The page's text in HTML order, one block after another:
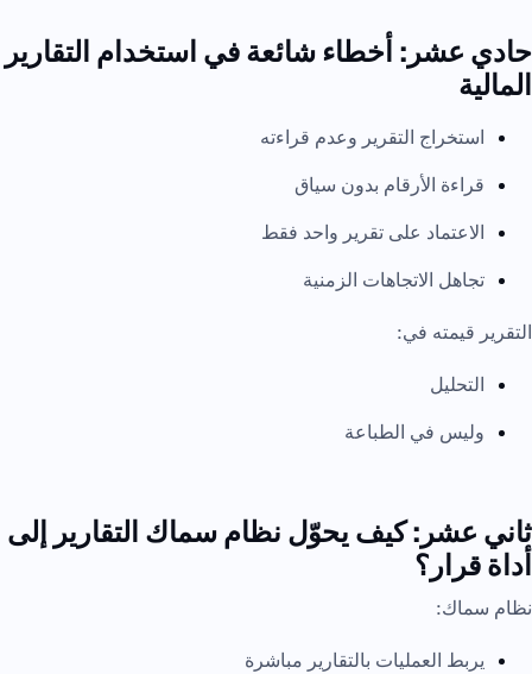
حادي عشر: أخطاء شائعة في استخدام التقارير
المالية
استخراج التقرير وعدم قراءته
قراءة الأرقام بدون سياق
الاعتماد على تقرير واحد فقط
تجاهل الاتجاهات الزمنية
التقرير قيمته في:
التحليل
وليس في الطباعة
ثاني عشر: كيف يحوّل نظام سماك التقارير إلى
أداة قرار؟
نظام سماك:
يربط العمليات بالتقارير مباشرة